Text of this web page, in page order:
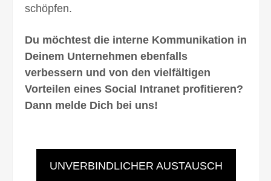
schöpfen.
Du möchtest die interne Kommunikation in
Deinem Unternehmen eben­falls
verbessern und von den viel­fältigen
Vorteilen eines Social Intranet profi­tieren?
Dann melde Dich bei uns!
UNVERBINDLICHER AUSTAUSCH